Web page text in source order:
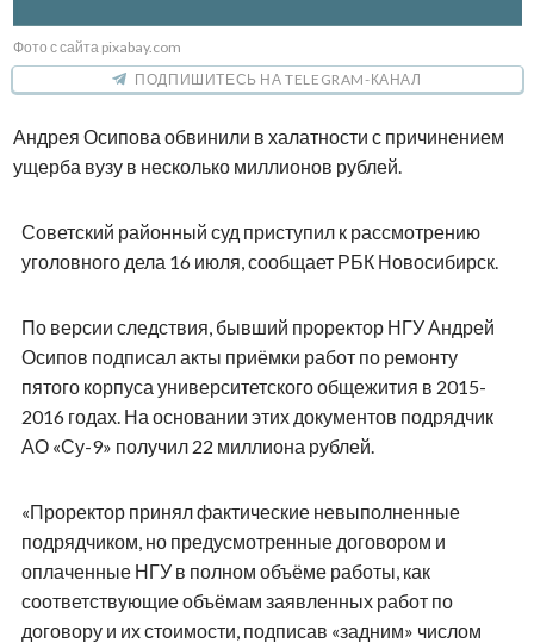
Фото с сайта pixabay.com
ПОДПИШИТЕСЬ НА TELEGRAM-КАНАЛ
Андрея Осипова обвинили в халатности с причинением
ущерба вузу в несколько миллионов рублей.
Советский районный суд приступил к рассмотрению
уголовного дела 16 июля, сообщает РБК Новосибирск.
По версии следствия, бывший проректор НГУ Андрей
Осипов подписал акты приёмки работ по ремонту
пятого корпуса университетского общежития в 2015-
2016 годах. На основании этих документов подрядчик
АО «Су-9» получил 22 миллиона рублей.
«Проректор принял фактические невыполненные
подрядчиком, но предусмотренные договором и
оплаченные НГУ в полном объёме работы, как
соответствующие объёмам заявленных работ по
договору и их стоимости, подписав «задним» числом